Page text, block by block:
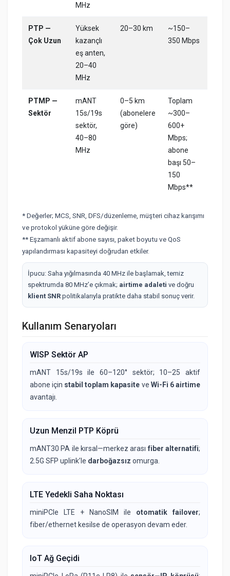
MHz
PTP —
Çok Uzun
Yüksek
kazançlı
eş anten,
20–40
MHz
20–30 km
~150–
350 Mbps
PTMP —
Sektör
mANT
15s/19s
sektör,
40–80
MHz
0–5 km
(abonelere
göre)
Toplam
~300–
600+
Mbps;
abone
başı 50–
150
Mbps**
* Değerler; MCS, SNR, DFS/düzenleme, müşteri cihaz karışımı
ve protokol yüküne göre değişir.
** Eşzamanlı aktif abone sayısı, paket boyutu ve QoS
yapılandırması kapasiteyi doğrudan etkiler.
İpucu: Saha yığılmasında 40 MHz ile başlamak, temiz
spektrumda 80 MHz’e çıkmak; airtime adaleti ve doğru
klient SNR politikalarıyla pratikte daha stabil sonuç verir.
Kullanım Senaryoları
WISP Sektör AP
mANT 15s/19s ile 60–120° sektör; 10–25 aktif
abone için stabil toplam kapasite ve Wi-Fi 6 airtime
avantajı.
Uzun Menzil PTP Köprü
mANT30 PA ile kırsal—merkez arası fiber alternatifi;
2.5G SFP uplink’le darboğazsız omurga.
LTE Yedekli Saha Noktası
miniPCIe LTE + NanoSIM ile otomatik failover;
fiber/ethernet kesilse de operasyon devam eder.
IoT Ağ Geçidi